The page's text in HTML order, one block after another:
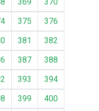
375
376
381
382
387
388
393
394
399 400